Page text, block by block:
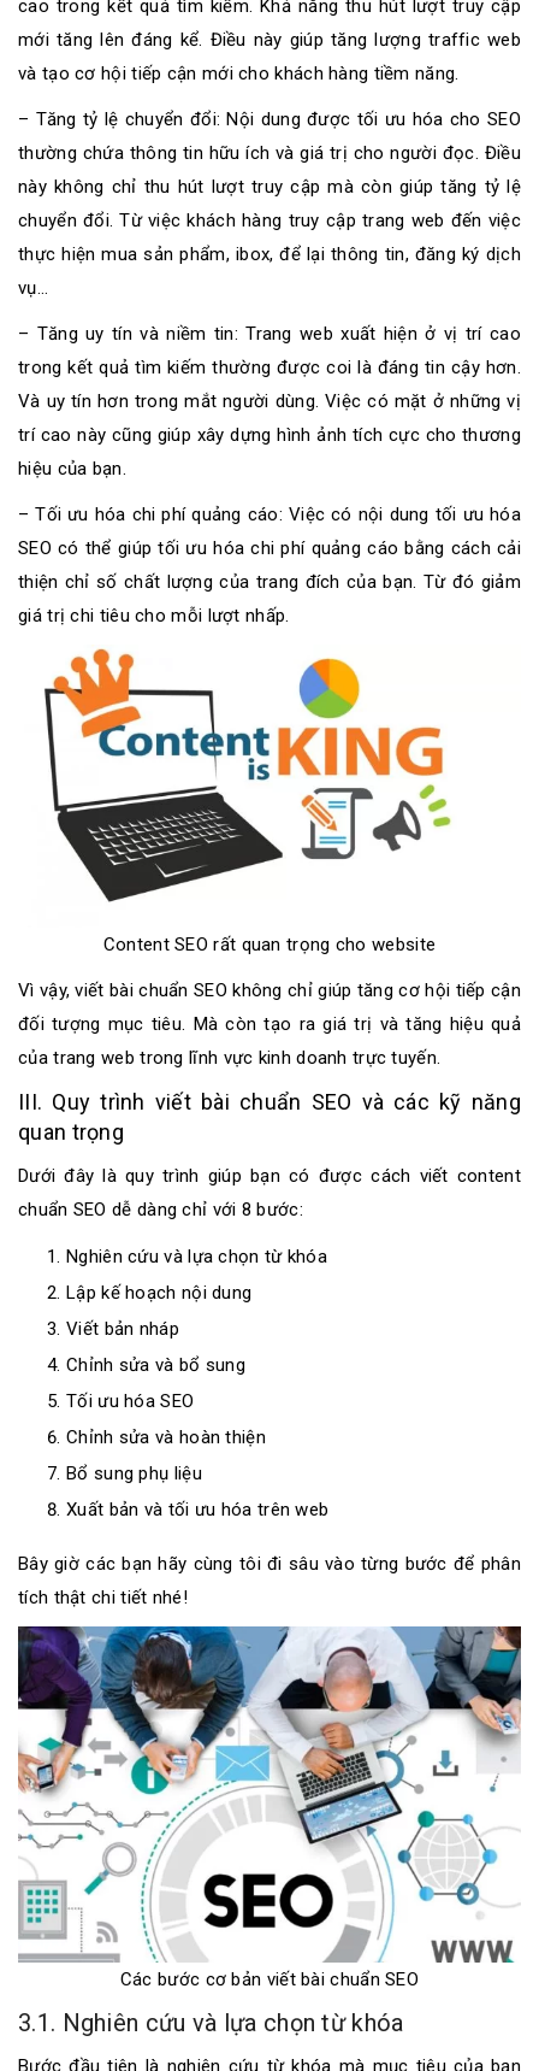
cao trong kết quả tìm kiếm. Khả năng thu hút lượt truy cập
mới tăng lên đáng kể. Điều này giúp tăng lượng traffic web
và tạo cơ hội tiếp cận mới cho khách hàng tiềm năng.
– Tăng tỷ lệ chuyển đổi: Nội dung được tối ưu hóa cho SEO
thường chứa thông tin hữu ích và giá trị cho người đọc. Điều
này không chỉ thu hút lượt truy cập mà còn giúp tăng tỷ lệ
chuyển đổi. Từ việc khách hàng truy cập trang web đến việc
thực hiện mua sản phẩm, ibox, để lại thông tin, đăng ký dịch
vụ…
– Tăng uy tín và niềm tin: Trang web xuất hiện ở vị trí cao
trong kết quả tìm kiếm thường được coi là đáng tin cậy hơn.
Và uy tín hơn trong mắt người dùng. Việc có mặt ở những vị
trí cao này cũng giúp xây dựng hình ảnh tích cực cho thương
hiệu của bạn.
– Tối ưu hóa chi phí quảng cáo: Việc có nội dung tối ưu hóa
SEO có thể giúp tối ưu hóa chi phí quảng cáo bằng cách cải
thiện chỉ số chất lượng của trang đích của bạn. Từ đó giảm
giá trị chi tiêu cho mỗi lượt nhấp.
Content SEO rất quan trọng cho website
Vì vậy, viết bài chuẩn SEO không chỉ giúp tăng cơ hội tiếp cận
đối tượng mục tiêu. Mà còn tạo ra giá trị và tăng hiệu quả
của trang web trong lĩnh vực kinh doanh trực tuyến.
III. Quy trình viết bài chuẩn SEO và các kỹ năng
quan trọng
Dưới đây là quy trình giúp bạn có được cách viết content
chuẩn SEO dễ dàng chỉ với 8 bước:
Nghiên cứu và lựa chọn từ khóa
Lập kế hoạch nội dung
Viết bản nháp
Chỉnh sửa và bổ sung
Tối ưu hóa SEO
Chỉnh sửa và hoàn thiện
Bổ sung phụ liệu
Xuất bản và tối ưu hóa trên web
Bây giờ các bạn hãy cùng tôi đi sâu vào từng bước để phân
tích thật chi tiết nhé!
Các bước cơ bản viết bài chuẩn SEO
3.1. Nghiên cứu và lựa chọn từ khóa
Bước đầu tiên là nghiên cứu từ khóa mà mục tiêu của bạn